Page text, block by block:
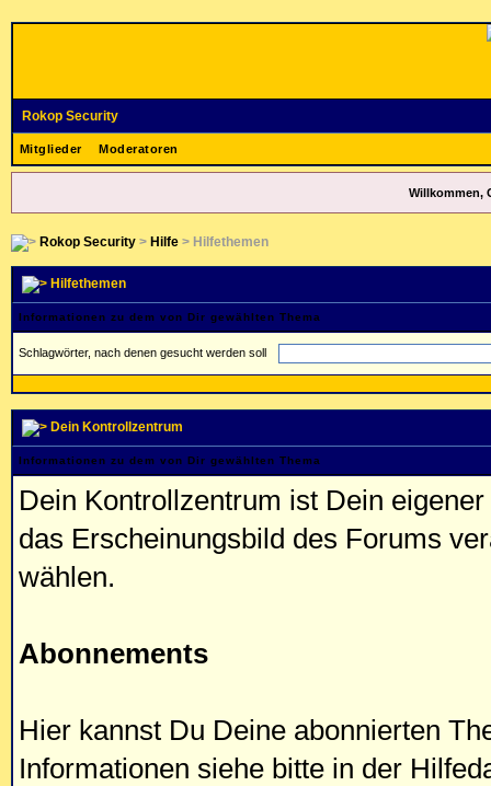
Rokop Security
Mitglieder Moderatoren
Willkommen,
Rokop Security> Hilfe> Hilfethemen
Hilfethemen
Informationen zu dem von Dir gewählten Thema
Schlagwörter, nach denen gesucht werden soll
Dein Kontrollzentrum
Informationen zu dem von Dir gewählten Thema
Dein Kontrollzentrum ist Dein
das Erscheinungsbild des Forums
wählen.
Abonnements
Hier kannst Du Deine abonnierten
Informationen siehe bitte in der